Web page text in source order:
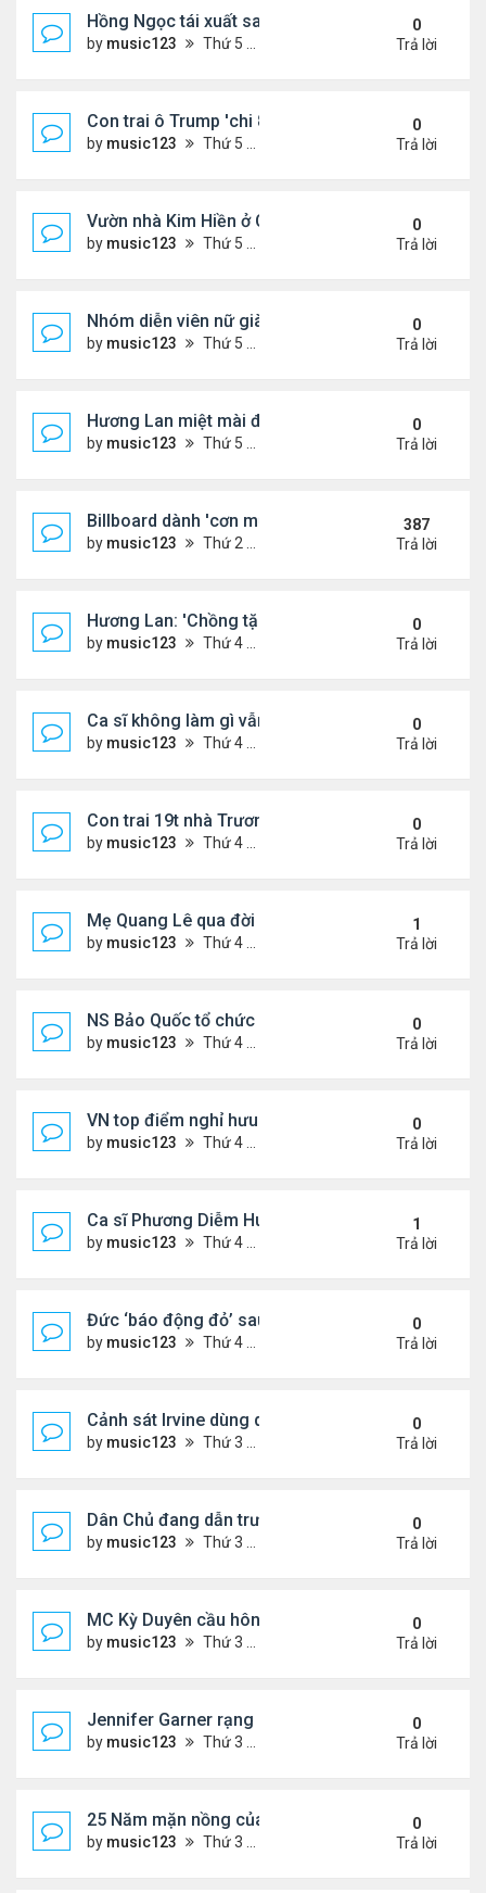
Hồng Ngọc tái xuất sau nhiều năm ở ẩn
by music123 Thứ 5 Tháng 8 06, 2026 4:48 pm
0
Trả lời
Con trai ô Trump 'chi 8.5 triệu để xóa ràng buộc
by music123 Thứ 5 Tháng 8 06, 2026 4:44 pm
0
Trả lời
Vườn nhà Kim Hiền ở California
by music123 Thứ 5 Tháng 8 06, 2026 4:39 pm
0
Trả lời
Nhóm diễn viên nữ giàu nhất thế giới
by music123 Thứ 5 Tháng 8 06, 2026 4:32 pm
0
Trả lời
Hương Lan miệt mài đi hát ở tuổi 70
by music123 Thứ 5 Tháng 8 06, 2026 4:22 pm
0
Trả lời
Billboard dành 'cơn mưa' lời khen BTS
by music123 Thứ 2 Tháng 10 19, 2020 11:31 am
387
Trả lời
Hương Lan: 'Chồng tặng tôi khu vườn tình yêu'
by music123 Thứ 4 Tháng 8 05, 2026 7:15 pm
0
Trả lời
Ca sĩ không làm gì vẫn kiếm được 400 triệu đồng/
by music123 Thứ 4 Tháng 8 05, 2026 7:11 pm
0
Trả lời
Con trai 19t nhà Trương Bá Chi - Tạ Đình Phong
by music123 Thứ 4 Tháng 8 05, 2026 7:03 pm
0
Trả lời
Mẹ Quang Lê qua đời sau 2 năm đột quỵ.
by music123 Thứ 4 Tháng 8 05, 2026 6:53 pm
1
Trả lời
NS Bảo Quốc tổ chức sn cho bà xã
by music123 Thứ 4 Tháng 8 05, 2026 6:51 pm
0
Trả lời
VN top điểm nghỉ hưu lý tưởng cho người Mỹ
by music123 Thứ 4 Tháng 8 05, 2026 6:46 pm
0
Trả lời
Ca sĩ Phương Diễm Huyền bị khởi tố
by music123 Thứ 4 Tháng 8 05, 2026 6:38 pm
1
Trả lời
Đức ‘báo động đỏ’ sau vụ phát hiện UAV mang
by music123 Thứ 4 Tháng 8 05, 2026 6:28 pm
0
Trả lời
Cảnh sát Irvine dùng drone bắt kẻ trộm trong
by music123 Thứ 3 Tháng 8 04, 2026 6:20 pm
0
Trả lời
Dân Chủ đang dẫn trước Cộng Hòa trong các
by music123 Thứ 3 Tháng 8 04, 2026 6:17 pm
0
Trả lời
MC Kỳ Duyên cầu hôn lại chồng cũ
by music123 Thứ 3 Tháng 8 04, 2026 6:12 pm
0
Trả lời
Jennifer Garner rạng rỡ bên bạn trai kém 6 tuổi
by music123 Thứ 3 Tháng 8 04, 2026 6:06 pm
0
Trả lời
25 Năm mặn nồng của 'Điệp viên 007'
by music123 Thứ 3 Tháng 8 04, 2026 5:57 pm
0
Trả lời